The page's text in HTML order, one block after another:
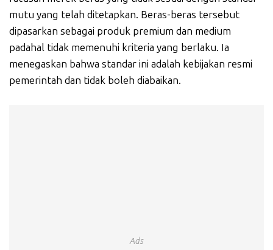
mutu yang telah ditetapkan. Beras-beras tersebut
dipasarkan sebagai produk premium dan medium
padahal tidak memenuhi kriteria yang berlaku. Ia
menegaskan bahwa standar ini adalah kebijakan resmi
pemerintah dan tidak boleh diabaikan.
Ads